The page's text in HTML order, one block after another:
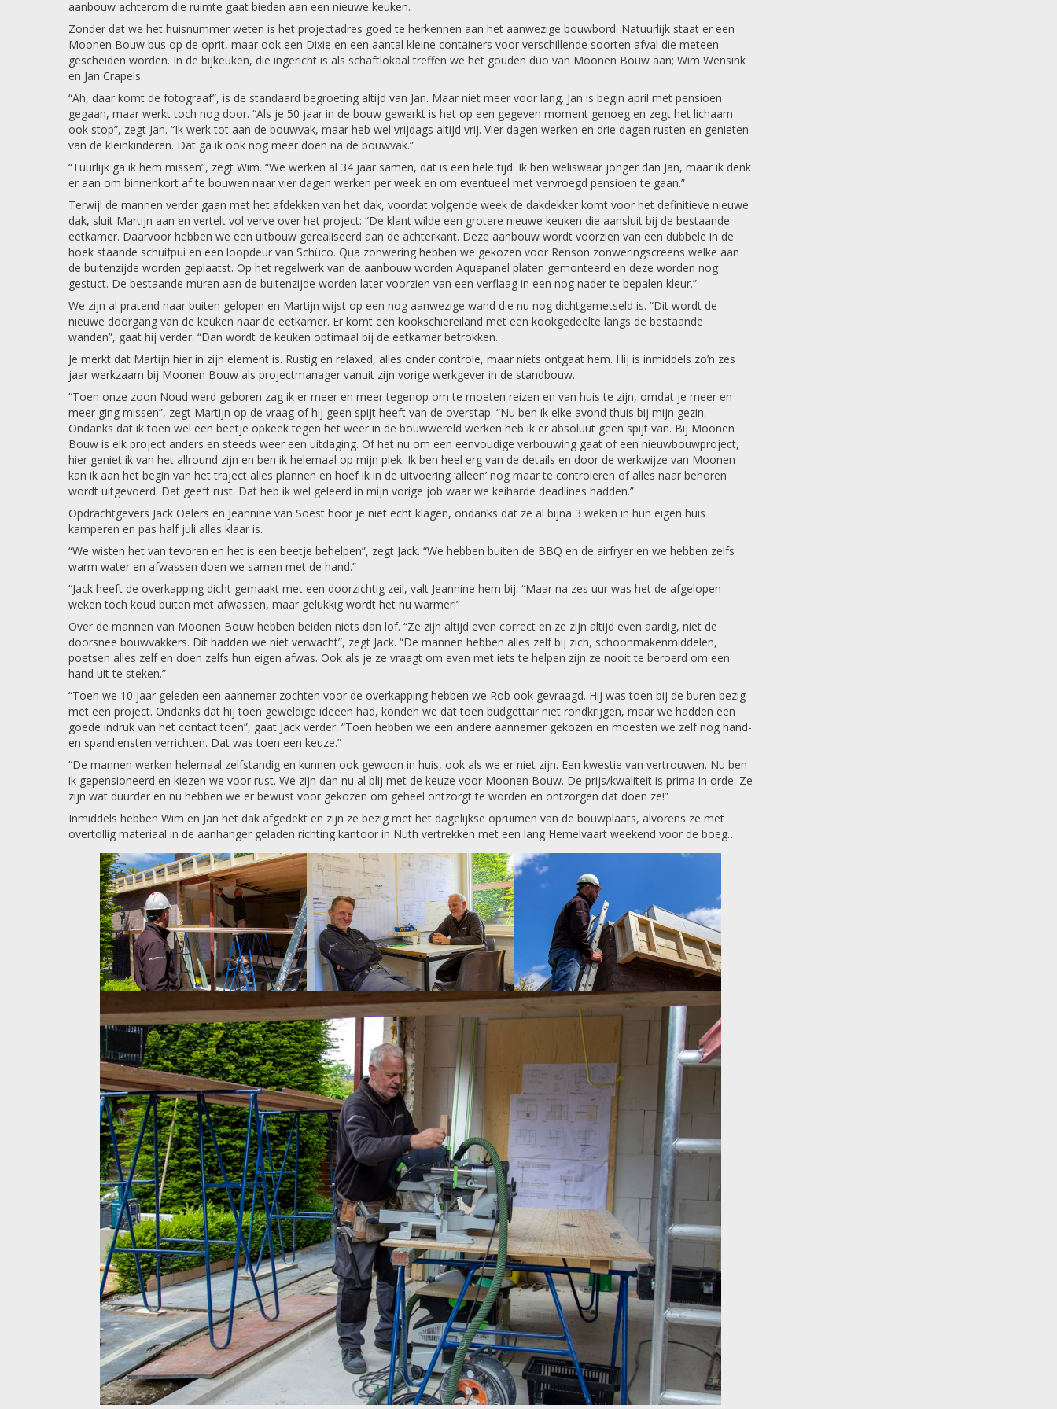
aanbouw achterom die ruimte gaat bieden aan een nieuwe keuken.
Zonder dat we het huisnummer weten is het projectadres goed te herkennen aan het aanwezige bouwbord. Natuurlijk staat er een
Moonen Bouw bus op de oprit, maar ook een Dixie en een aantal kleine containers voor verschillende soorten afval die meteen
gescheiden worden. In de bijkeuken, die ingericht is als schaftlokaal treffen we het gouden duo van Moonen Bouw aan; Wim Wensink
en Jan Crapels.
“Ah, daar komt de fotograaf”, is de standaard begroeting altijd van Jan. Maar niet meer voor lang. Jan is begin april met pensioen
gegaan, maar werkt toch nog door. “Als je 50 jaar in de bouw gewerkt is het op een gegeven moment genoeg en zegt het lichaam
ook stop”, zegt Jan. “Ik werk tot aan de bouwvak, maar heb wel vrijdags altijd vrij. Vier dagen werken en drie dagen rusten en genieten
van de kleinkinderen. Dat ga ik ook nog meer doen na de bouwvak.”
“Tuurlijk ga ik hem missen”, zegt Wim. “We werken al 34 jaar samen, dat is een hele tijd. Ik ben weliswaar jonger dan Jan, maar ik denk
er aan om binnenkort af te bouwen naar vier dagen werken per week en om eventueel met vervroegd pensioen te gaan.”
Terwijl de mannen verder gaan met het afdekken van het dak, voordat volgende week de dakdekker komt voor het definitieve nieuwe
dak, sluit Martijn aan en vertelt vol verve over het project: “De klant wilde een grotere nieuwe keuken die aansluit bij de bestaande
eetkamer. Daarvoor hebben we een uitbouw gerealiseerd aan de achterkant. Deze aanbouw wordt voorzien van een dubbele in de
hoek staande schuifpui en een loopdeur van Schüco. Qua zonwering hebben we gekozen voor Renson zonweringscreens welke aan
de buitenzijde worden geplaatst. Op het regelwerk van de aanbouw worden Aquapanel platen gemonteerd en deze worden nog
gestuct. De bestaande muren aan de buitenzijde worden later voorzien van een verflaag in een nog nader te bepalen kleur.”
We zijn al pratend naar buiten gelopen en Martijn wijst op een nog aanwezige wand die nu nog dichtgemetseld is. “Dit wordt de
nieuwe doorgang van de keuken naar de eetkamer. Er komt een kookschiereiland met een kookgedeelte langs de bestaande
wanden”, gaat hij verder. “Dan wordt de keuken optimaal bij de eetkamer betrokken.
Je merkt dat Martijn hier in zijn element is. Rustig en relaxed, alles onder controle, maar niets ontgaat hem. Hij is inmiddels zo’n zes
jaar werkzaam bij Moonen Bouw als projectmanager vanuit zijn vorige werkgever in de standbouw.
“Toen onze zoon Noud werd geboren zag ik er meer en meer tegenop om te moeten reizen en van huis te zijn, omdat je meer en
meer ging missen”, zegt Martijn op de vraag of hij geen spijt heeft van de overstap. “Nu ben ik elke avond thuis bij mijn gezin.
Ondanks dat ik toen wel een beetje opkeek tegen het weer in de bouwwereld werken heb ik er absoluut geen spijt van. Bij Moonen
Bouw is elk project anders en steeds weer een uitdaging. Of het nu om een eenvoudige verbouwing gaat of een nieuwbouwproject,
hier geniet ik van het allround zijn en ben ik helemaal op mijn plek. Ik ben heel erg van de details en door de werkwijze van Moonen
kan ik aan het begin van het traject alles plannen en hoef ik in de uitvoering ‘alleen’ nog maar te controleren of alles naar behoren
wordt uitgevoerd. Dat geeft rust. Dat heb ik wel geleerd in mijn vorige job waar we keiharde deadlines hadden.”
Opdrachtgevers Jack Oelers en Jeannine van Soest hoor je niet echt klagen, ondanks dat ze al bijna 3 weken in hun eigen huis
kamperen en pas half juli alles klaar is.
“We wisten het van tevoren en het is een beetje behelpen”, zegt Jack. “We hebben buiten de BBQ en de airfryer en we hebben zelfs
warm water en afwassen doen we samen met de hand.”
“Jack heeft de overkapping dicht gemaakt met een doorzichtig zeil, valt Jeannine hem bij. “Maar na zes uur was het de afgelopen
weken toch koud buiten met afwassen, maar gelukkig wordt het nu warmer!”
Over de mannen van Moonen Bouw hebben beiden niets dan lof. “Ze zijn altijd even correct en ze zijn altijd even aardig, niet de
doorsnee bouwvakkers. Dit hadden we niet verwacht”, zegt Jack. “De mannen hebben alles zelf bij zich, schoonmakenmiddelen,
poetsen alles zelf en doen zelfs hun eigen afwas. Ook als je ze vraagt om even met iets te helpen zijn ze nooit te beroerd om een
hand uit te steken.”
“Toen we 10 jaar geleden een aannemer zochten voor de overkapping hebben we Rob ook gevraagd. Hij was toen bij de buren bezig
met een project. Ondanks dat hij toen geweldige ideeën had, konden we dat toen budgettair niet rondkrijgen, maar we hadden een
goede indruk van het contact toen”, gaat Jack verder. “Toen hebben we een andere aannemer gekozen en moesten we zelf nog hand-
en spandiensten verrichten. Dat was toen een keuze.”
“De mannen werken helemaal zelfstandig en kunnen ook gewoon in huis, ook als we er niet zijn. Een kwestie van vertrouwen. Nu ben
ik gepensioneerd en kiezen we voor rust. We zijn dan nu al blij met de keuze voor Moonen Bouw. De prijs/kwaliteit is prima in orde. Ze
zijn wat duurder en nu hebben we er bewust voor gekozen om geheel ontzorgt te worden en ontzorgen dat doen ze!”
Inmiddels hebben Wim en Jan het dak afgedekt en zijn ze bezig met het dagelijkse opruimen van de bouwplaats, alvorens ze met
overtollig materiaal in de aanhanger geladen richting kantoor in Nuth vertrekken met een lang Hemelvaart weekend voor de boeg…